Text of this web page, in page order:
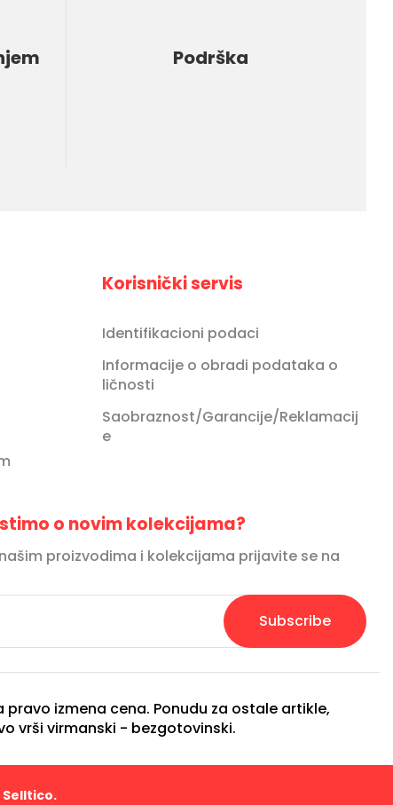
Podrška
Korisnički servis
Identifikacioni podaci
Informacije o obradi podataka o
ličnosti
Saobraznost/Garancije/Reklamacij
e
o novim kolekcijama?
proizvodima i kolekcijama prijavite se na
Subscribe
izmena cena. Ponudu za ostale artikle,
vrši virmanski - bezgotovinski.
Selltico.